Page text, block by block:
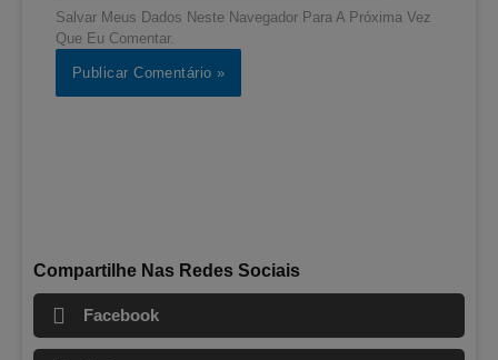
Salvar Meus Dados Neste Navegador Para A Próxima Vez
Que Eu Comentar.
Compartilhe Nas Redes Sociais
Facebook